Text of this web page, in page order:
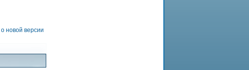
новой версии